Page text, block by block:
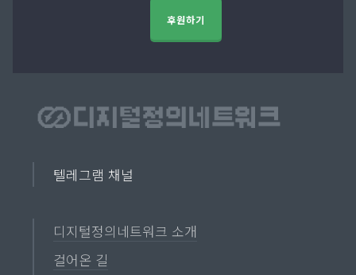
후원하기
텔레그램 채널
디지털정의네트워크 소개
걸어온 길